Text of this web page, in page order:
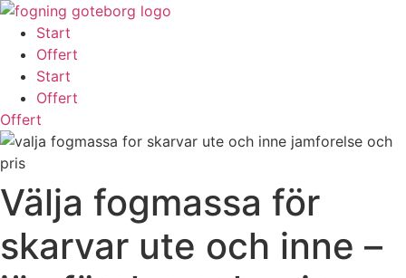
Skip
content
Start
Offert
Start
Offert
Offert
Välja fogmassa för
skarvar ute och inne –